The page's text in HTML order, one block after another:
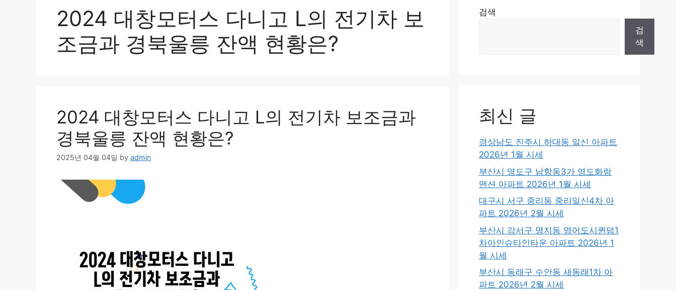
2024 대창모터스 다니고 L의 전기차 보
조금과 경북울릉 잔액 현황은?
2024 대창모터스 다니고 L의 전기차 보조금과
경북울릉 잔액 현황은?
2025년 04월 04일 by admin
검색
검
색
최신 글
경상남도 진주시 하대동 일신 아파트
2026년 1월 시세
부산시 영도구 남항동3가 영도화랑
맨션 아파트 2026년 1월 시세
대구시 서구 중리동 중리일신4차 아
파트 2026년 2월 시세
부산시 강서구 명지동 영어도시퀸덤1
차아인슈타인타운 아파트 2026년 1
월 시세
부산시 동래구 수안동 새동래1차 아
파트 2026년 2월 시세